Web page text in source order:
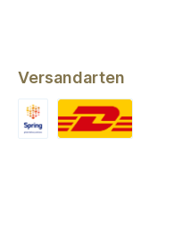
Versandarten